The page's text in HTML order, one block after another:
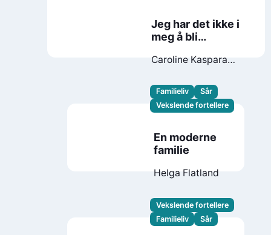
Jeg har det ikke i
meg å bli
Caroline Kaspara
Familieliv
Sår
Vekslende fortellere
En moderne
familie
Helga Flatland
Vekslende fortellere
Familieliv
Sår